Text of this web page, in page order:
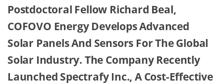
Postdoctoral Fellow Richard Beal,
COFOVO Energy Develops Advanced
Solar Panels And Sensors For The Global
Solar Industry. The Company Recently
Launched Spectrafy Inc., A Cost-Effective